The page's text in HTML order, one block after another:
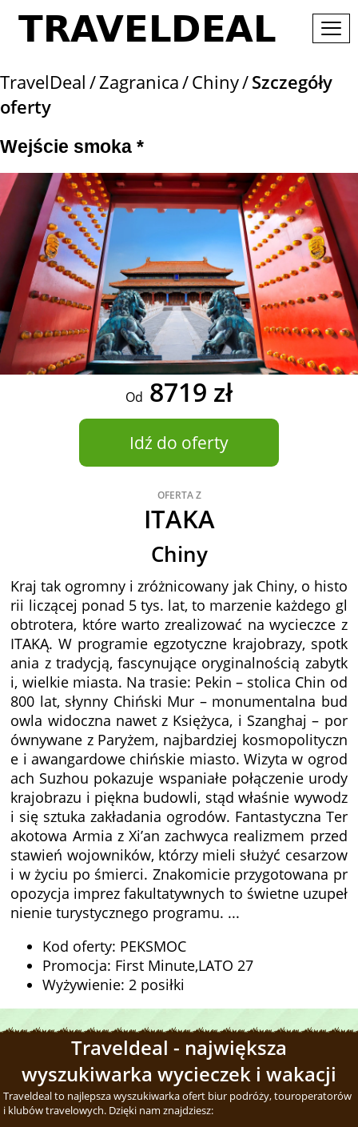
TravelDeal Zagranica Chiny Szczegóły
oferty
Wejście smoka *
Od 8719 zł
Idź do oferty
OFERTA Z
ITAKA
Chiny
Kraj tak ogromny i zróżnicowany jak Chiny, o histo
rii liczącej ponad 5 tys. lat, to marzenie każdego gl
obtrotera, które warto zrealizować na wycieczce z
ITAKĄ. W programie egzotyczne krajobrazy, spotk
ania z tradycją, fascynujące oryginalnością zabytk
i, wielkie miasta. Na trasie: Pekin – stolica Chin od
800 lat, słynny Chiński Mur – monumentalna bud
owla widoczna nawet z Księżyca, i Szanghaj – por
ównywane z Paryżem, najbardziej kosmopolityczn
e i awangardowe chińskie miasto. Wizyta w ogrod
ach Suzhou pokazuje wspaniałe połączenie urody
krajobrazu i piękna budowli, stąd właśnie wywodz
i się sztuka zakładania ogrodów. Fantastyczna Ter
akotowa Armia z Xi’an zachwyca realizmem przed
stawień wojowników, którzy mieli służyć cesarzow
i w życiu po śmierci. Znakomicie przygotowana pr
opozycja imprez fakultatywnych to świetne uzupeł
nienie turystycznego programu. ...
Kod oferty: PEKSMOC
Promocja: First Minute,LATO 27
Wyżywienie: 2 posiłki
Traveldeal - największa
wyszukiwarka wycieczek i wakacji
Traveldeal to najlepsza wyszukiwarka ofert biur podróży, touroperatorów
i klubów travelowych. Dzięki nam znajdziesz: